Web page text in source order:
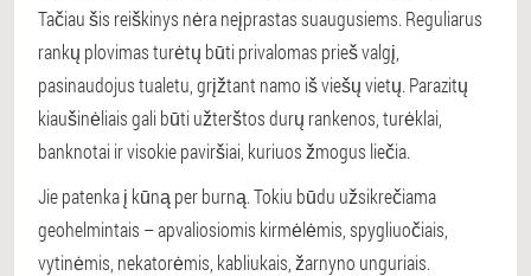
Tačiau šis reiškinys nėra neįprastas suaugusiems. Reguliarus
rankų plovimas turėtų būti privalomas prieš valgį,
pasinaudojus tualetu, grįžtant namo iš viešų vietų. Parazitų
kiaušinėliais gali būti užterštos durų rankenos, turėklai,
banknotai ir visokie paviršiai, kuriuos žmogus liečia.
Jie patenka į kūną per burną. Tokiu būdu užsikrečiama
geohelmintais – apvaliosiomis kirmėlėmis, spygliuočiais,
vytinėmis, nekatorėmis, kabliukais, žarnyno unguriais.